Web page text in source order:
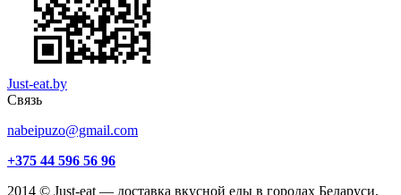
Just-eat.by
Связь
nabeipuzo@gmail.com
+375 44 596 56 96
2014 © Just-eat — доставка вкусной еды в городах Беларуси.